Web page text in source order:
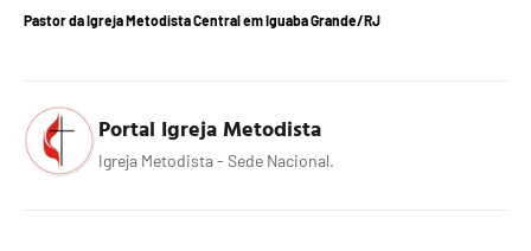
Pastor da Igreja Metodista Central em Iguaba Grande/RJ
Portal Igreja Metodista
Igreja Metodista - Sede Nacional.